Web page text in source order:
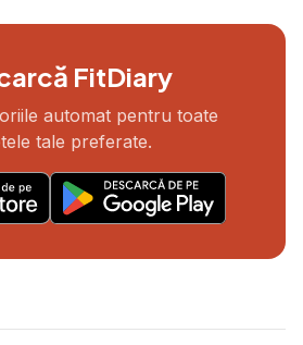
FitDiary
automat pentru toate
tale preferate.